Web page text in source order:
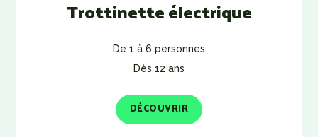
Trottinette électrique
De 1 à 6 personnes
Dès 12 ans
DÉCOUVRIR